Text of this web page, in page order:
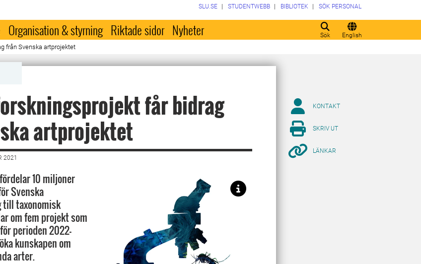
Sök English
SLU.SE STUDENTWEBB BIBLIOTEK SÖK PERSONAL
Organisation & styrning Riktade sidor Nyheter
från Svenska artprojektet
får bidrag
artprojektet
2021
10 miljoner
Svenska
taxonomisk
om fem projekt som
perioden 2022-
kunskapen om
arter.
KONTAKT
SKRIV UT
LÄNKAR